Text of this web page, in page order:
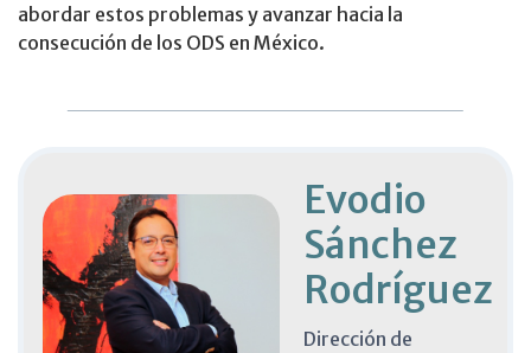
abordar estos problemas y avanzar hacia la
consecución de los ODS en México.
Evodio
Sánchez
Rodríguez
Dirección de